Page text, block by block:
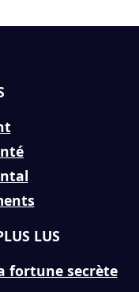
LUS
fortune secrète